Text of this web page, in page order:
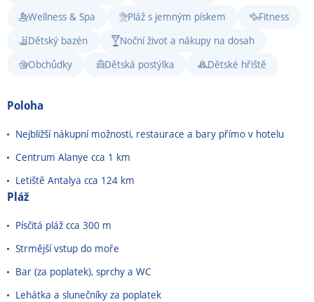
Wellness & Spa
Pláž s jemným pískem
Fitness
Dětský bazén
Noční život a nákupy na dosah
Obchůdky
Dětská postýlka Dětské hřiště
Poloha
Nejbližší nákupní možnosti, restaurace a bary přímo v hotelu
Centrum Alanye cca 1 km
Letiště Antalya cca 124 km
Pláž
Písčitá pláž cca 300 m
Strmější vstup do moře
Bar (za poplatek), sprchy a WC
Lehátka a slunečníky za poplatek